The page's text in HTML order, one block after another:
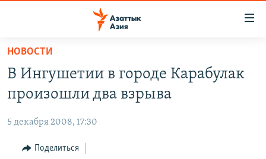
Вернуться
основному
содержанию
Вернутся
навигации
КАЗАХСТАН
УЗБЕКИСТАН
ТАДЖИКИСТАН
НОВОСТИ
ВОЙНА В УКРАИНЕ
НА ДРУГИХ ЯЗЫКАХ
ҚАЗАҚША
НОВОСТИ
В Ингушетии в городе Карабулак
произошли два взрыва
5 декабря 2008, 17:30
Поделиться